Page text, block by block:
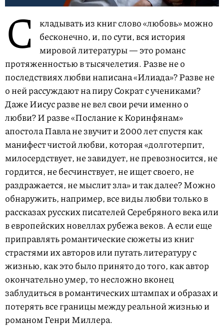
С
кладывать из книг слово «любовь» можно
бесконечно, и, по сути, вся история
мировой литературы — это романс
протяженностью в тысячелетия. Разве не о
последствиях любви написана «Илиада»? Разве не
о ней рассуждают на пиру Сократ с учениками?
Даже Иисус разве не вел свои речи именно о
любви? И разве «Послание к Коринфянам»
апостола Павла не звучит и 2000 лет спустя как
манифест чистой любви, которая «долготерпит,
милосердствует, не завидует, не превозносится, не
гордится, не бесчинствует, не ищет своего, не
раздражается, не мыслит зла» и так далее? Можно
обнаружить, например, все виды любви только в
рассказах русских писателей Серебряного века или
в европейских новеллах рубежа веков. А если еще
приправлять романтические сюжеты из книг
страстями их авторов или путать литературу с
жизнью, как это было принято до того, как автор
окончательно умер, то несложно вконец
заблудиться в романтических штампах и образах и
потерять все границы между реальной жизнью и
романом Генри Миллера.